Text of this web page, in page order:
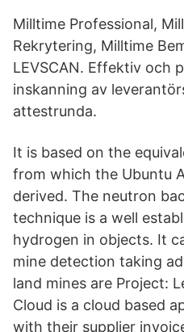
Milltime Professional,
Rekrytering, Milltime
LEVSCAN. Effektiv och
inskanning av
attestrunda.
It is based on the
from which the Ubuntu
derived. The neutron
technique is a well
hydrogen in objects. It
mine detection taking
land mines are Project:
Cloud is a cloud based
with their supplier